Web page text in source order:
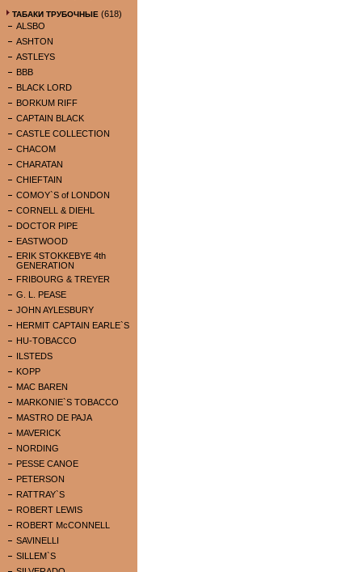
ТАБАКИ ТРУБОЧНЫЕ (618)
ALSBO
ASHTON
ASTLEYS
BBB
BLACK LORD
BORKUM RIFF
CAPTAIN BLACK
CASTLE COLLECTION
CHACOM
CHARATAN
CHIEFTAIN
COMOY`S of LONDON
CORNELL & DIEHL
DOCTOR PIPE
EASTWOOD
ERIK STOKKEBYE 4th
GENERATION
FRIBOURG & TREYER
G. L. PEASE
JOHN AYLESBURY
HERMIT CAPTAIN EARLE`S
HU-TOBACCO
ILSTEDS
KOPP
MAC BAREN
MARKONIE`S TOBACCO
MASTRO DE PAJA
MAVERICK
NORDING
PESSE CANOE
PETERSON
RATTRAY`S
ROBERT LEWIS
ROBERT McCONNELL
SAVINELLI
SILLEM`S